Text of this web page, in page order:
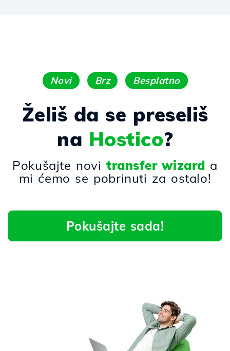
Novi Brz Besplatno
Želiš da se preseliš
na Hostico?
Pokušajte novitransfer wizard a
mi ćemo se pobrinuti za ostalo!
Pokušajte sada!